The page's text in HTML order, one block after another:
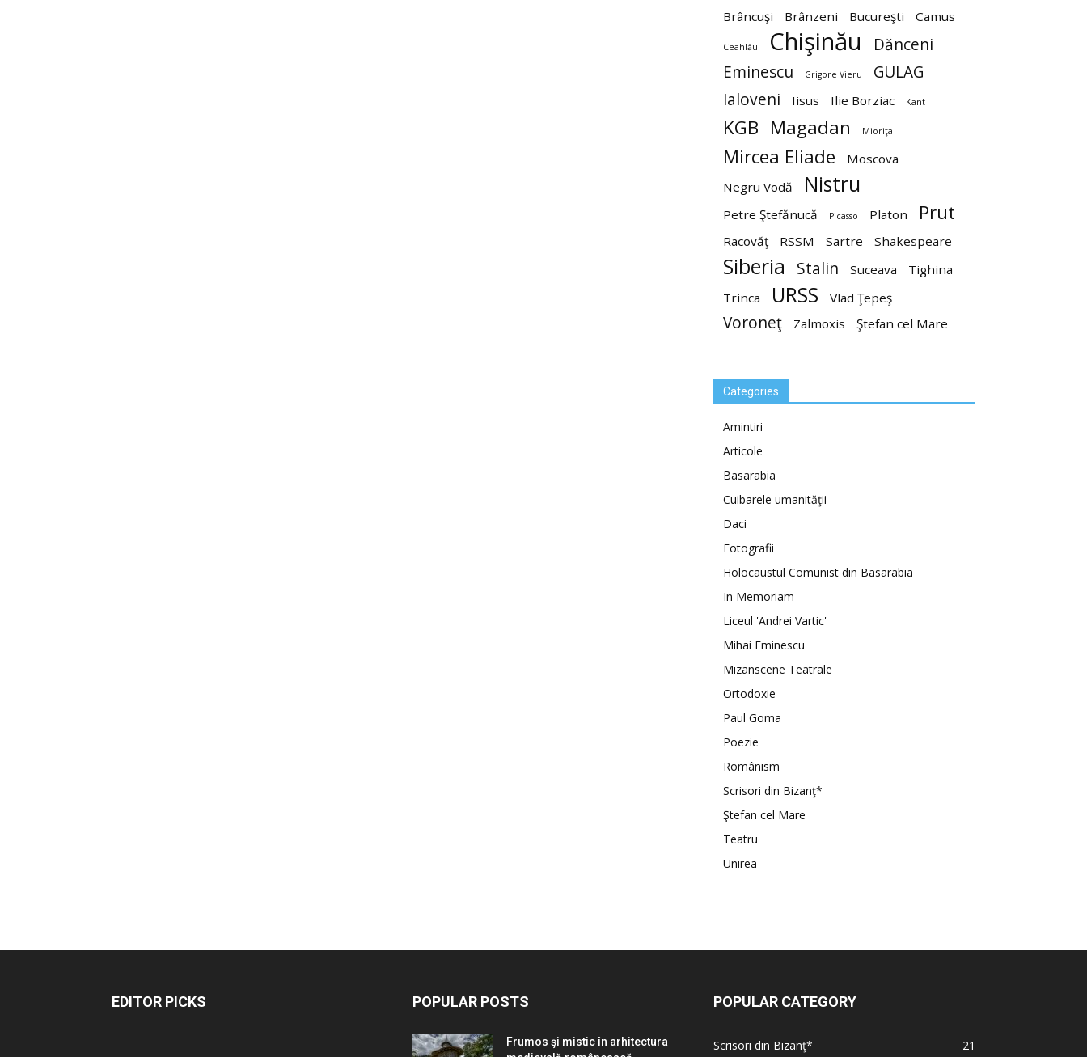
Brâncuşi Brânzeni Bucureşti Camus
Ceahlău Chişinău
Dănceni
Eminescu
Grigore Vieru
GULAG
Ialoveni
Iisus Ilie Borziac Kant
KGB Magadan Mioriţa
Mircea Eliade
Moscova
Negru Vodă
Nistru
Petre Ştefănucă Picasso Platon Prut
Racovăţ RSSM Sartre Shakespeare
Siberia Stalin Suceava
Tighina
Trinca
URSS Vlad Ţepeş
Voroneţ Zalmoxis Ştefan cel Mare
Categories
Amintiri
Articole
Basarabia
Cuibarele umanităţii
Daci
Fotografii
Holocaustul Comunist din Basarabia
In Memoriam
Liceul 'Andrei Vartic'
Mihai Eminescu
Mizanscene Teatrale
Ortodoxie
Paul Goma
Poezie
Românism
Scrisori din Bizanţ*
Ştefan cel Mare
Teatru
Unirea
EDITOR PICKS POPULAR POSTS
Frumos şi mistic în arhitectura
POPULAR CATEGORY
Scrisori din Bizanţ* 21